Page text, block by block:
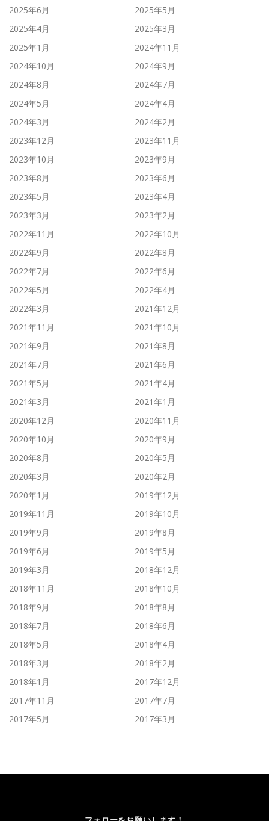
2025年6月
2025年5月
2025年4月
2025年3月
2025年1月
2024年11月
2024年10月
2024年9月
2024年8月
2024年7月
2024年5月
2024年4月
2024年3月
2024年2月
2023年12月
2023年11月
2023年10月
2023年9月
2023年8月
2023年6月
2023年5月
2023年4月
2023年3月
2023年2月
2022年11月
2022年10月
2022年9月
2022年8月
2022年7月
2022年6月
2022年5月
2022年4月
2022年3月
2021年12月
2021年11月
2021年10月
2021年9月
2021年8月
2021年7月
2021年6月
2021年5月
2021年4月
2021年3月
2021年1月
2020年12月
2020年11月
2020年10月
2020年9月
2020年8月
2020年5月
2020年3月
2020年2月
2020年1月
2019年12月
2019年11月
2019年10月
2019年9月
2019年8月
2019年6月
2019年5月
2019年3月
2018年12月
2018年11月
2018年10月
2018年9月
2018年8月
2018年7月
2018年6月
2018年5月
2018年4月
2018年3月
2018年2月
2018年1月
2017年12月
2017年11月
2017年7月
2017年5月
2017年3月